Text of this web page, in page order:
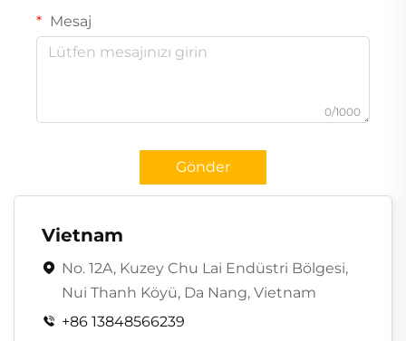
Mesaj
0/1000
Gönder
Vietnam

No. 12A, Kuzey Chu Lai Endüstri Bölgesi,
Nui Thanh Köyü, Da Nang, Vietnam
 +86 13848566239